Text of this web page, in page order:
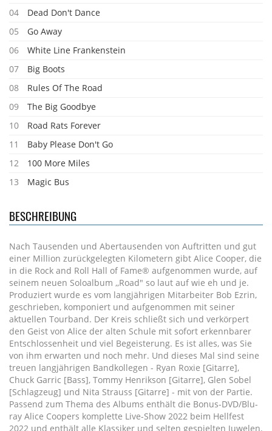
04
Dead Don't Dance
05
Go Away
06
White Line Frankenstein
07
Big Boots
08
Rules Of The Road
09
The Big Goodbye
10
Road Rats Forever
11
Baby Please Don't Go
12
100 More Miles
13
Magic Bus
BESCHREIBUNG
Nach Tausenden und Abertausenden von Auftritten und gut
einer Million zurückgelegten Kilometern gibt Alice Cooper, die
in die Rock and Roll Hall of Fame® aufgenommen wurde, auf
seinem neuen Soloalbum ,,Road" so laut auf wie eh und je.
Produziert wurde es vom langjährigen Mitarbeiter Bob Ezrin,
geschrieben, komponiert und aufgenommen mit seiner
aktuellen Tourband. Der Kreis schließt sich und verkörpert
den Geist von Alice der alten Schule mit sofort erkennbarer
Entschlossenheit und viel Begeisterung. Es ist alles, was Sie
von ihm erwarten und noch mehr. Und dieses Mal sind seine
treuen langjährigen Bandkollegen - Ryan Roxie [Gitarre],
Chuck Garric [Bass], Tommy Henrikson [Gitarre], Glen Sobel
[Schlagzeug] und Nita Strauss [Gitarre] - mit von der Partie.
Passend zum Thema des Albums enthält die Bonus-DVD/Blu-
ray Alice Coopers komplette Live-Show 2022 beim Hellfest
2022 und enthält alle Klassiker und selten gespielten Juwelen.